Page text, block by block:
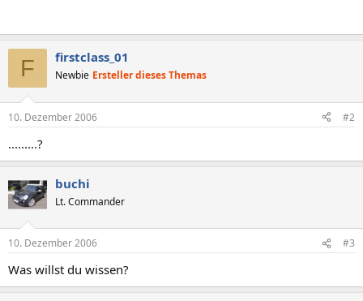
F firstclass_01
Newbie Ersteller dieses Themas
10. Dezember 2006 #2
.........?
buchi
Lt. Commander
10. Dezember 2006 #3
Was willst du wissen?